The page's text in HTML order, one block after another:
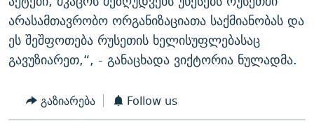
არასამთავრობო ორგანიზაციათა საქმიანობას და
ეს შეშფოთება რუსეთის ხელისუფლებასაც
გავუზიარეთ,“, - განაცხადა ვიქტორია ნულადმა.
გაზიარება Follow us